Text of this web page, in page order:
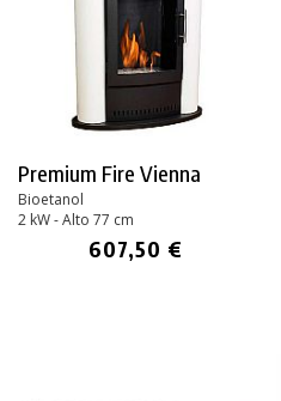
Premium Fire Vienna
Bioetanol
2 kW - Alto 77 cm
607,50 €